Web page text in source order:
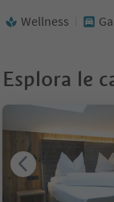
Wellness
Esplora le